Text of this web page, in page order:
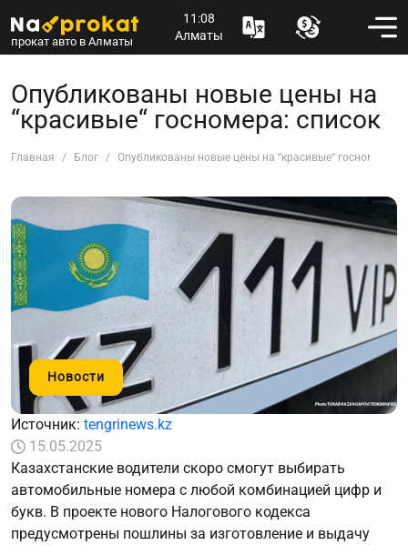
прокат авто в Алматы
11:08
Алматы
Опубликованы новые цены на
“красивые“ госномера: список
Главная Блог Опубликованы новые цены на “красивые“ госномера:
Новости
Источник: tengrinews.kz
15.05.2025
Казахстанские водители скоро смогут выбирать
автомобильные номера с любой комбинацией цифр и
букв. В проекте нового Налогового кодекса
предусмотрены пошлины за изготовление и выдачу